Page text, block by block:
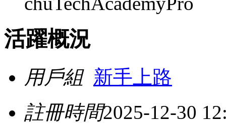
活躍概況
用戶組 新手上路
註冊時間2025-12-30